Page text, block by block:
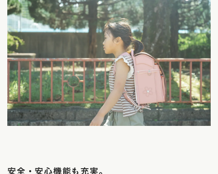
安全・安心機能も充実。